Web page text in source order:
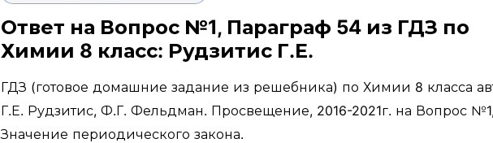
Ответ на Вопрос №1, Параграф 54 из ГДЗ по
Химии 8 класс: Рудзитис Г.Е.
ГДЗ (готовое домашние задание из решебника) по Химии 8 класса
Г.Е. Рудзитис, Ф.Г. Фельдман. Просвещение, 2016-2021г. на Вопрос
Значение периодического закона.